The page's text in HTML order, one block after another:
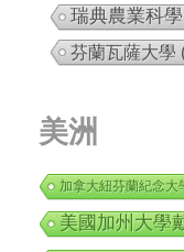
瑞典農業科
芬蘭瓦薩大學
美洲
加拿大紐芬蘭紀念大
美國加州大學